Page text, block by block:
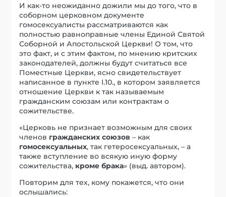
И как-то неожиданно дожили мы до того, что в
соборном церковном документе
гомосексуалисты рассматриваются как
полностью равноправные члены Единой Святой
Соборной и Апостольской Церкви! О том, что
это факт, и с этим фактом, по мнению критских
законодателей, должны будут считаться все
Поместные Церкви, ясно свидетельствует
написанное в пункте I.10., в котором заявляется
отношение Церкви к так называемым
гражданским союзам или контрактам о
сожительстве.
«Церковь не признает возможным для своих
членов гражданских союзов – как
гомосексуальных, так гетеросексуальных, – а
также вступление во всякую иную форму
сожительства, кроме брака» (выд. автором).
Повторим для тех, кому покажется, что они
ослышались: